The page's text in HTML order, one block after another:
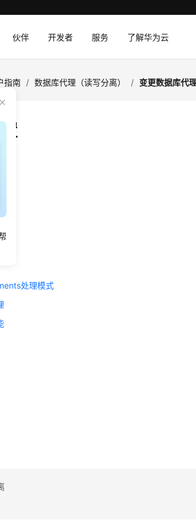
伙伴 开发者 服务 了解华为云
指南 / 数据库代理（读写分离） / 变更数据库代
处理模式